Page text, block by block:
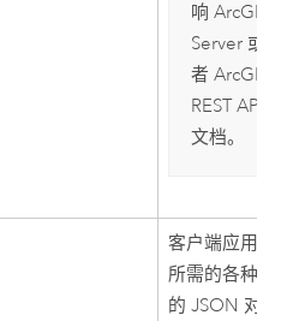
响 ArcGIS
Server或
者 ArcGIS
REST API
文档。
客户端应用程
所需的各种服
的 JSON 对